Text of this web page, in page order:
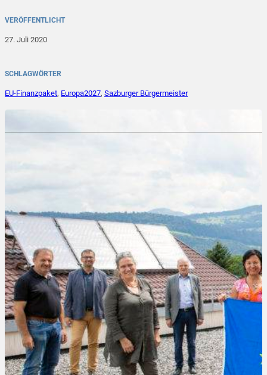
VERÖFFENTLICHT
27. Juli 2020
SCHLAGWÖRTER
EU-Finanzpaket, Europa2027, Sazburger Bürgermeister